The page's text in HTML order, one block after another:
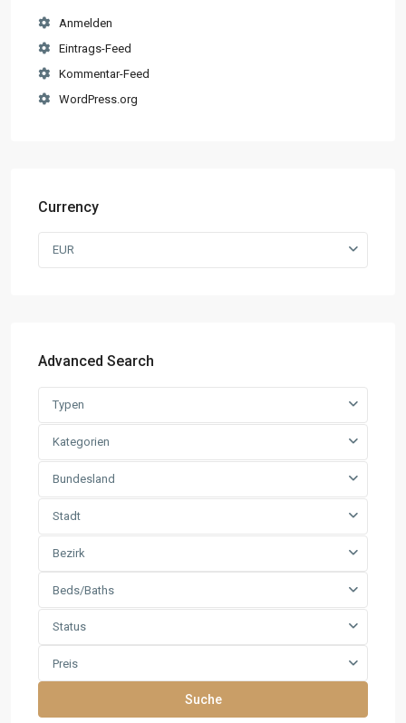
Anmelden
Eintrags-Feed
Kommentar-Feed
WordPress.org
Currency
EUR
Advanced Search
Typen
Kategorien
Bundesland
Stadt
Bezirk
Beds/Baths
Status
Preis
Suche